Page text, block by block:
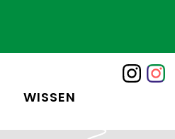
WISSEN